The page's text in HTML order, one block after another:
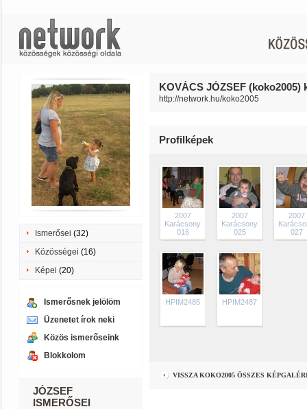
Ismerősei (32)
Közösségei (16)
Képei (20)
Ismerősnek jelölöm
Üzenetet írok neki
Közös ismerőseink
Blokkolom
JÓZSEF
ISMERŐSEI
KOVÁCS JÓZSEF (koko2005)
http://network.hu/koko2005
Profilképek
2007
Karácsony
016
2007
Karácsony
025
2007
027
HPIM2485 HPIM2487
VISSZA KOKO2005 ÖSSZES